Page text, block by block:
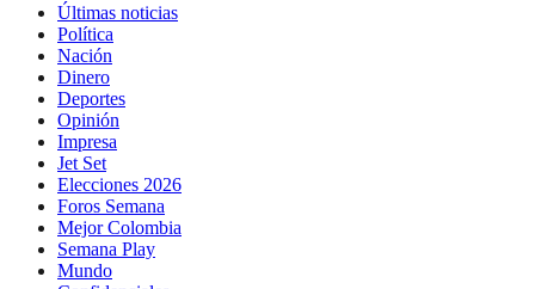
Últimas noticias
Política
Nación
Dinero
Deportes
Opinión
Impresa
Jet Set
Elecciones 2026
Foros Semana
Mejor Colombia
Semana Play
Mundo